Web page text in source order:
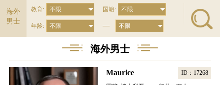
海外
男士
教育: 国籍:
年龄: —
海外男士
Maurice
ID：17268